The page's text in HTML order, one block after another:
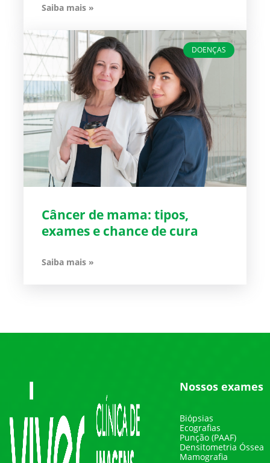
Saiba mais »
DOENÇAS
Câncer de mama: tipos,
exames e chance de cura
Saiba mais »
Nossos exames
Biópsias
Ecografias
Punção (PAAF)
Densitometria Óssea
Mamografia